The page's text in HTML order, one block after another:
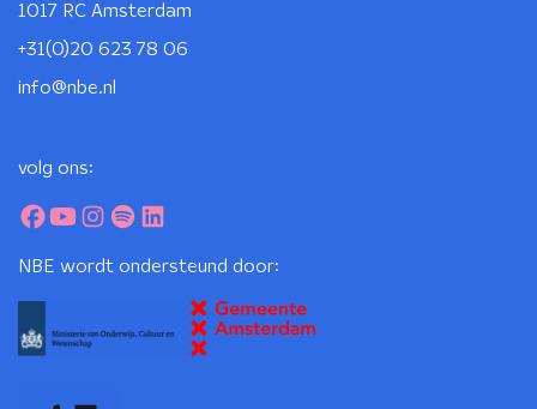
1017 RC Amsterdam
+31(0)20 623 78 06
info@nbe.nl
volg ons:
NBE wordt ondersteund door: